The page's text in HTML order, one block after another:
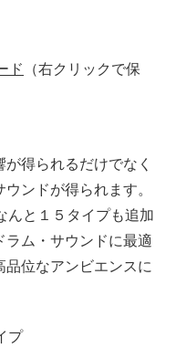
ド （右クリックで保
得られるだけでなく
ンドが得られます。
んと１５タイプも追加
ム・サウンドに最適
位なアンビエンスに